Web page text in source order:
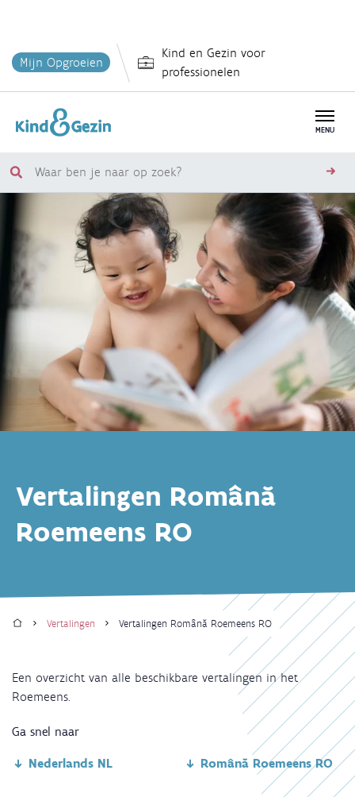
en
inhoud
Mijn Opgroeien
Kind en Gezin voor
professionelen
MENU
Waar
naar
op
zoek?
Vertalingen Română
Roemeens RO
HomeVertalingen Vertalingen Română Roemeens RO
Een overzicht van alle beschikbare vertalingen in het
Roemeens.
Ga snel naar
Nederlands NL Română Roemeens RO